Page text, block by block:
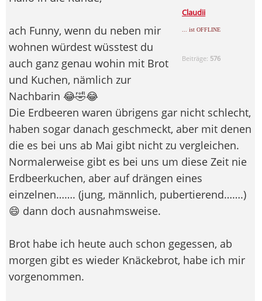
Claudii
... ist OFFLINE
Beiträge: 576
ach Funny, wenn du neben mir
wohnen würdest wüsstest du
auch ganz genau wohin mit Brot
und Kuchen, nämlich zur
Nachbarin 😂🤣😂
Die Erdbeeren waren übrigens gar nicht schlecht,
haben sogar danach geschmeckt, aber mit denen
die es bei uns ab Mai gibt nicht zu vergleichen.
Normalerweise gibt es bei uns um diese Zeit nie
Erdbeerkuchen, aber auf drängen eines
einzelnen……. (jung, männlich, pubertierend…….)
😄 dann doch ausnahmsweise.
Brot habe ich heute auch schon gegessen, ab
morgen gibt es wieder Knäckebrot, habe ich mir
vorgenommen.